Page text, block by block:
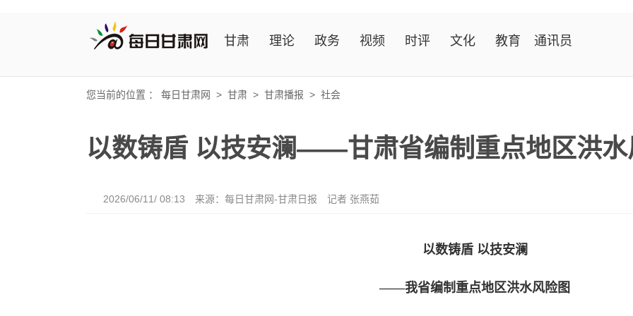
甘肃 理论 政务 视频 时评 文化 教育 通讯员
您当前的位置 ： 每日甘肃网 > 甘肃 > 甘肃播报 > 社会
以数铸盾 以技安澜——甘肃省编制重点地区洪水
2026/06/11/ 08:13 来源：每日甘肃网-甘肃日报 记者 张燕茹
以数铸盾 以技安澜
——我省编制重点地区洪水风险图